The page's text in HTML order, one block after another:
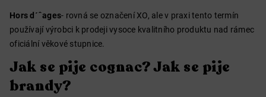
Hors d´ˆages- rovná se označení XO, ale v praxi tento termín
používají výrobci k prodeji vysoce kvalitního produktu nad rámec
oficiální věkové stupnice.
Jak se pije cognac? Jak se pije
brandy?